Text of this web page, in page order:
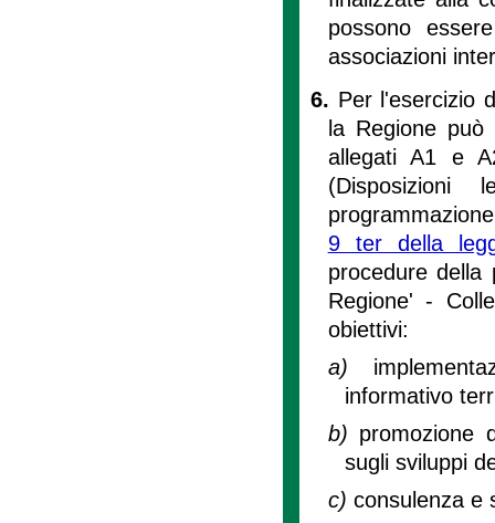
possono
associazioni
6. Per l'esercizio
la Regione
allegati A1 e
(Disposizioni
9 ter della
procedure della
Regione' -
obiettivi:
a)
informativo
b) promozione
sugli sviluppi
c) consulenza e